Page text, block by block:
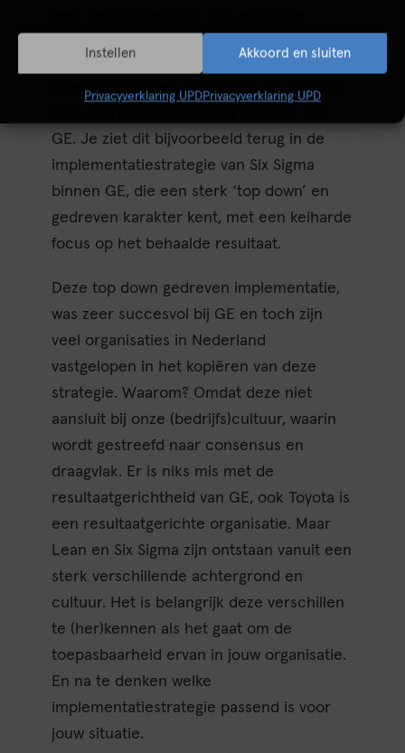
Akkoord en sluiten
Instellen
Privacyverklaring UPDPrivacyverklaring UPD
Hoe dan ook: het succes van Six Sigma is
GE. Je ziet dit bijvoorbeeld terug in de
implementatiestrategie van Six Sigma
binnen GE, die een sterk ‘top down’ en
gedreven karakter kent, met een keiharde
focus op het behaalde resultaat.
Deze top down gedreven implementatie,
was zeer succesvol bij GE en toch zijn
veel organisaties in Nederland
vastgelopen in het kopiëren van deze
strategie. Waarom? Omdat deze niet
aansluit bij onze (bedrijfs)cultuur, waarin
wordt gestreefd naar consensus en
draagvlak. Er is niks mis met de
resultaatgerichtheid van GE, ook Toyota is
een resultaatgerichte organisatie. Maar
Lean en Six Sigma zijn ontstaan vanuit een
sterk verschillende achtergrond en
cultuur. Het is belangrijk deze verschillen
te (her)kennen als het gaat om de
toepasbaarheid ervan in jouw organisatie.
En na te denken welke
implementatiestrategie passend is voor
jouw situatie.